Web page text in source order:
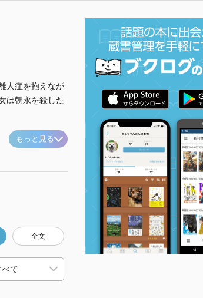
人症を抱えなが
は朝永を殺した
もっと見る
全文